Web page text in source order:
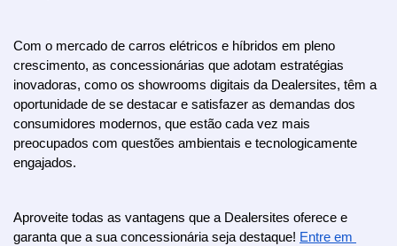
Com o mercado de carros elétricos e híbridos em pleno
crescimento, as concessionárias que adotam estratégias
inovadoras, como os showrooms digitais da Dealersites, têm a
oportunidade de se destacar e satisfazer as demandas dos
consumidores modernos, que estão cada vez mais
preocupados com questões ambientais e tecnologicamente
engajados.
Aproveite todas as vantagens que a Dealersites oferece e
garanta que a sua concessionária seja destaque! Entre em